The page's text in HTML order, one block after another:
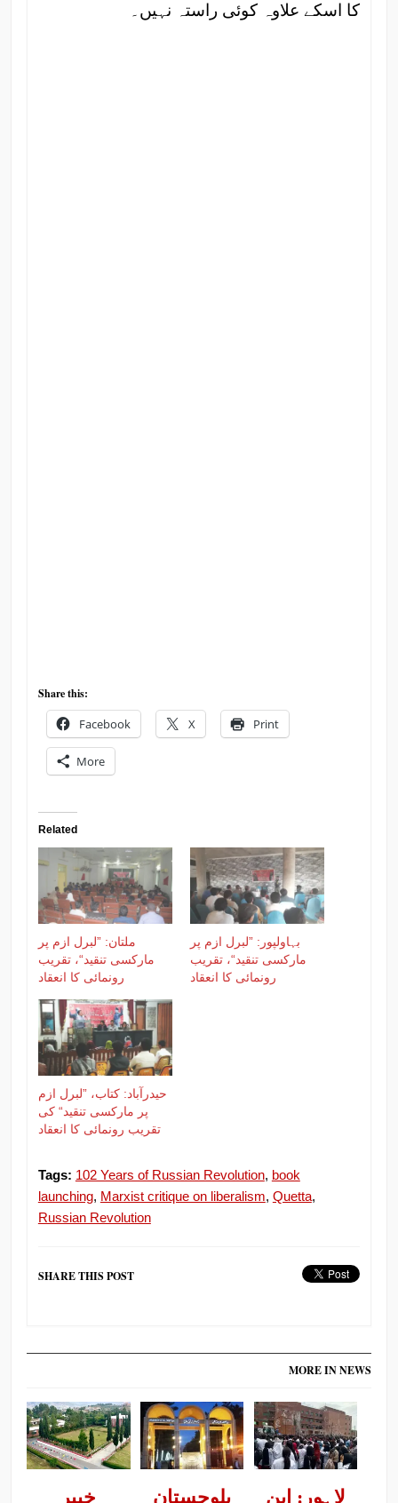
کا اسکے علاوہ کوئی راستہ نہیں۔
Share this:
Facebook X Print
More
Related
ملتان: ”لبرل ازم پر
مارکسی تنقید“، تقریب
رونمائی کا انعقاد
بہاولپور: ”لبرل ازم پر
مارکسی تنقید“، تقریب
رونمائی کا انعقاد
حیدرآباد: کتاب، ”لبرل ازم
پر مارکسی تنقید“ کی
تقریب رونمائی کا انعقاد
Tags: 102 Years of Russian Revolution, book
launching, Marxist critique on liberalism, Quetta,
Russian Revolution
SHARE THIS POST
MORE IN NEWS
خیبر بلوچستان لاہور: ابنِ